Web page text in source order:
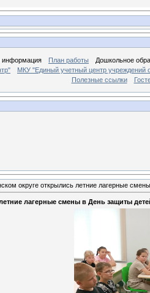
План работы
Дошкольное
МКУ "Единый учетный центр учреждений
Полезные ссылки
округе открылись летние лагерные
лагерные смены в День защиты